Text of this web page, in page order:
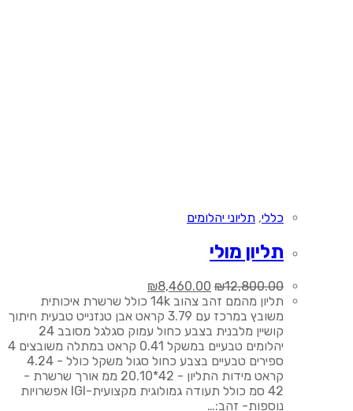
כללי, תליוני יהלומים
תליון מולי
₪12,800.00
המחיר
המקורי
היה:
₪12,800.00.
₪8,460.00
הנוכחי
הוא:
₪8,460.00.
תליון מהמם זהב צהוב 14k כולל שרשרת איכותית
משובץ במרכז עם 3.79 קראט אבן טנזנייט טבעית חיתוך
קושיין מלבנית בצבע כחול עמוק סגלגל מסובב 24
יהלומים טבעיים במשקל 0.41 קראט במתלה משובצים 4
ספירים טבעיים בצבע כחול סגול משקל כולל - 4.24
קראט מידות התליון - 42*20.10 ממ אורך שרשרת -
42 סמ כולל תעודה גמולוגית מקצועית-IGI אפשרויות
נוספות- זהב:…